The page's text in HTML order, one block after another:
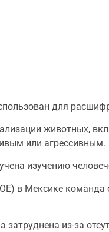
для
животных,
или агрессивным.
изучению
в Мексике
затруднена из-за